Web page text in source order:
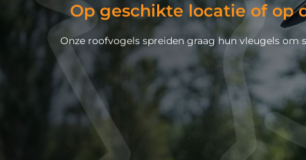
Op geschikte locatie of op
Onze roofvogels spreiden graag hun vleugels om